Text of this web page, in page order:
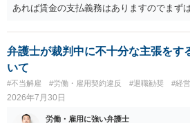
あれば賃金の支払義務はありますのでまず
しいかもしれませんが）賃金などの労働債
支払われます。ただし支払までにかなり時
に、「独立行政法人労働者健康安全機構 」
の立替事業を行っています。詳しくは、同
談コーナー＞ TEL 044-431-8663 相談時間
7:00 に相談してみてください。同じように
方がいれば一緒に相談してみるといいでしょ
弁護士が裁判中に不十分な主張をす
いて
#不当解雇 #労働・雇用契約違反 #退職勧奨 #経
2026年7月30日
労働・雇用に強い弁護士